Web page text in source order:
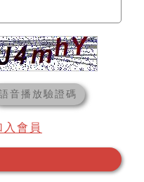
音播放驗證碼
入會員